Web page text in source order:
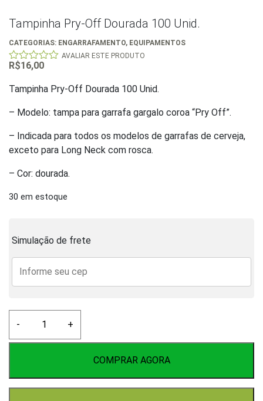
Tampinha Pry-Off Dourada 100 Unid.
CATEGORIAS: ENGARRAFAMENTO, EQUIPAMENTOS
0
of
AVALIAR ESTE PRODUTO
R$16,00
Tampinha Pry-Off Dourada 100 Unid.
– Modelo: tampa para garrafa gargalo coroa “Pry Off”.
– Indicada para todos os modelos de garrafas de cerveja,
exceto para Long Neck com rosca.
– Cor: dourada.
30 em estoque
Simulação de frete
-
Off
Unid.
+
COMPRAR AGORA